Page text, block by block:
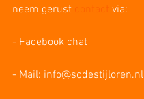
neem gerust
via:
- Facebook chat
- Mail: info@scdestijloren.nl